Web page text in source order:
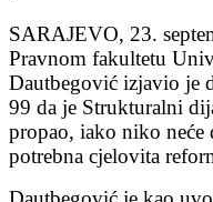
SARAJEVO, 23.
Pravnom fakultetu
Dautbegović izjavio je
99 da je Strukturalni
propao, iako niko neće
potrebna cjelovita